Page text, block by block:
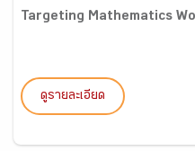
Targeting Mathematics
ดูรายละเอียด